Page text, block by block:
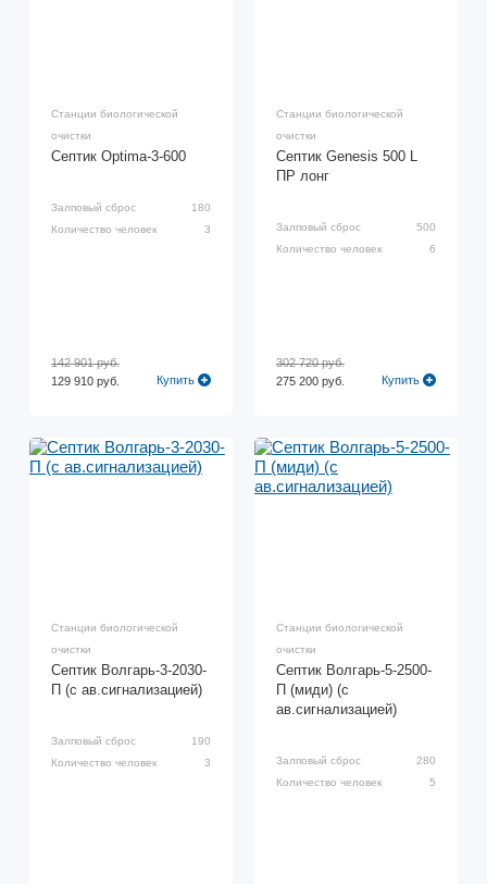
Станции биологической
очистки
Септик Optima-3-600
Залповый сброс
180
Количество человек
3
129 910 руб.
142 901 руб.
Купить
Станции биологической
очистки
Септик Genesis 500 L
ПР лонг
Залповый сброс
500
Количество человек
6
275 200 руб.
302 720 руб.
Купить
Станции биологической
очистки
Септик Волгарь-3-2030-
П (с ав.сигнализацией)
Залповый сброс
190
Количество человек
3
Станции биологической
очистки
Септик Волгарь-5-2500-
П (миди) (с
ав.сигнализацией)
Залповый сброс
280
Количество человек
5